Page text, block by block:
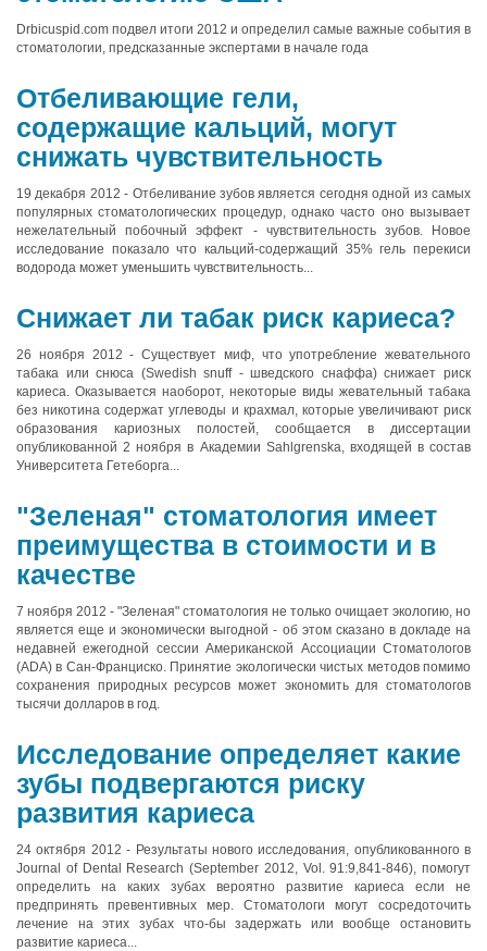
Drbicuspid.com подвел итоги 2012 и определил самые важные события в
стоматологии, предсказанные экспертами в начале года
Отбеливающие гели,
содержащие кальций, могут
снижать чувствительность
19 декабря 2012 - Отбеливание зубов является сегодня одной из самых
популярных стоматологических процедур, однако часто оно вызывает
нежелательный побочный эффект - чувствительность зубов. Новое
исследование показало что кальций-содержащий 35% гель перекиси
водорода может уменьшить чувствительность...
Снижает ли табак риск кариеса?
26 ноября 2012 - Существует миф, что употребление жевательного
табака или снюса (Swedish snuff - шведского снаффа) снижает риск
кариеса. Оказывается наоборот, некоторые виды жевательный табака
без никотина содержат углеводы и крахмал, которые увеличивают риск
образования кариозных полостей, сообщается в диссертации
опубликованной 2 ноября в Академии Sahlgrenska, входящей в состав
Университета Гетеборга...
"Зеленая" стоматология имеет
преимущества в стоимости и в
качестве
7 ноября 2012 - "Зеленая" стоматология не только очищает экологию, но
является еще и экономически выгодной - об этом сказано в докладе на
недавней ежегодной сессии Американской Ассоциации Стоматологов
(ADA) в Сан-Франциско. Принятие экологически чистых методов помимо
сохранения природных ресурсов может экономить для стоматологов
тысячи долларов в год.
Исследование определяет какие
зубы подвергаются риску
развития кариеса
24 октября 2012 - Результаты нового исследования, опубликованного в
Journal of Dental Research (September 2012, Vol. 91:9,841-846), помогут
определить на каких зубах вероятно развитие кариеса если не
предпринять превентивных мер. Стоматологи могут сосредоточить
лечение на этих зубах что-бы задержать или вообще остановить
развитие кариеса...